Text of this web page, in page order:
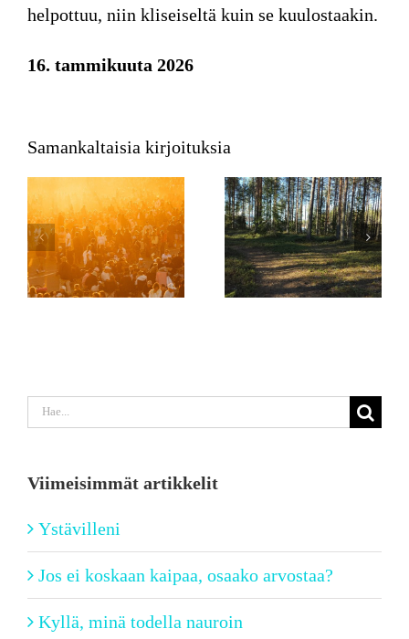
helpottuu, niin kliseiseltä kuin se kuulostaakin.
16. tammikuuta 2026
Samankaltaisia kirjoituksia
Etsi
Viimeisimmät artikkelit
Ystävilleni
Jos ei koskaan kaipaa, osaako arvostaa?
Kyllä, minä todella nauroin